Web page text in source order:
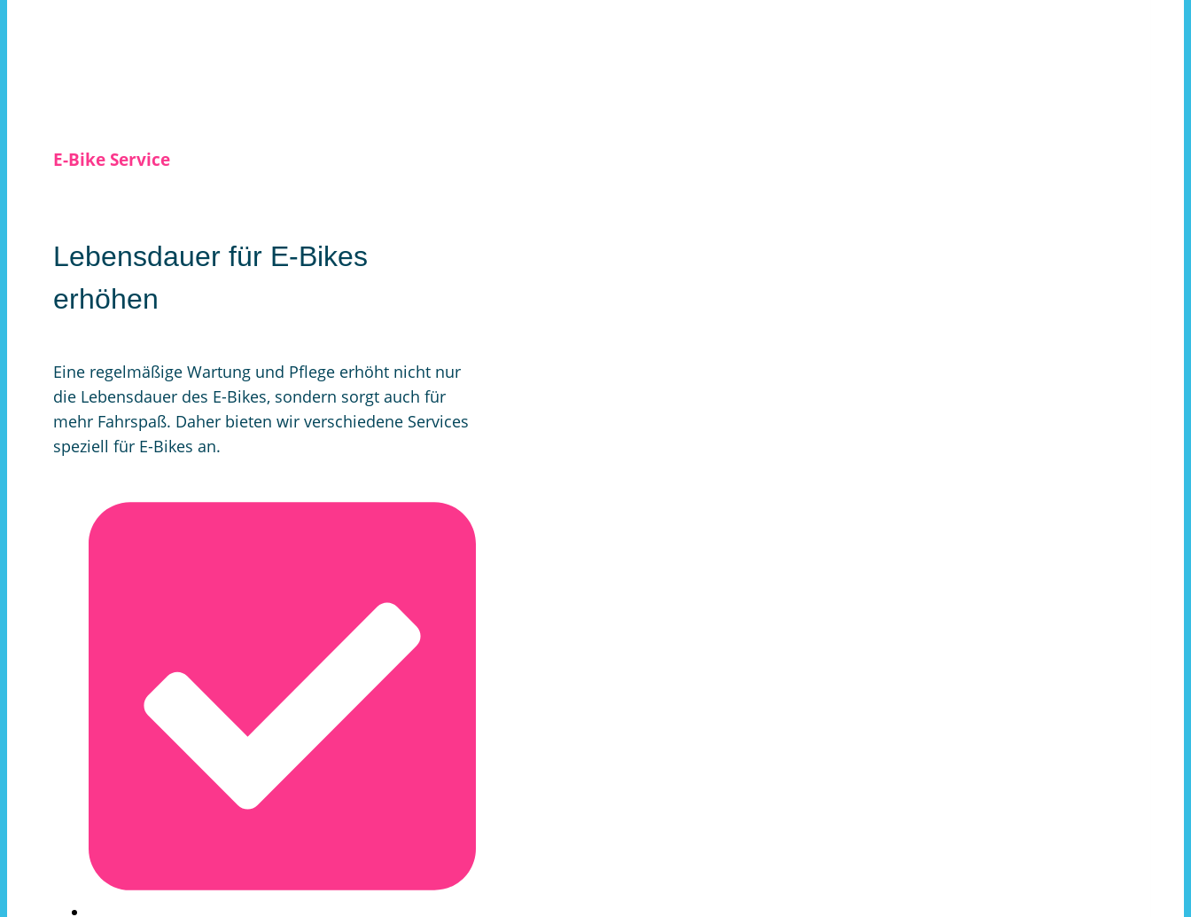
E-Bike Service
Lebensdauer für E-Bikes
erhöhen
Eine regelmäßige Wartung und Pflege erhöht nicht nur
die Lebensdauer des E-Bikes, sondern sorgt auch für
mehr Fahrspaß. Daher bieten wir verschiedene Services
speziell für E-Bikes an.